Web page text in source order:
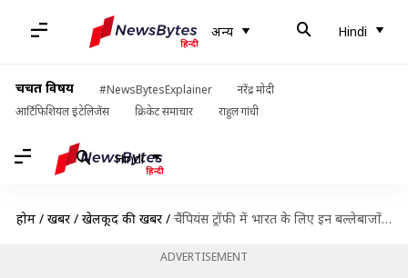
अन्य Hindi
चर्चित विषय #NewsBytesExplainer
नरेंद्र मोदी
आर्टिफिशियल इंटेलिजेंस
क्रिकेट समाचार राहुल गांधी
Hindi
होम / खबरें / खेलकूद की खबरें / चैंपियंस ट्रॉफी में भारत के लिए इन बल्लेबाजों ने बनाए हैं सबसे ज्यादा रन
ADVERTISEMENT